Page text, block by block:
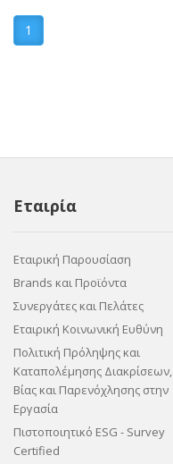
1
Εταιρία
Εταιρική Παρουσίαση
Brands και Προϊόντα
Συνεργάτες και Πελάτες
Εταιρική Κοινωνική Ευθύνη
Πολιτική Πρόληψης και
Καταπολέμησης Διακρίσεων,
Βίας και Παρενόχλησης στην
Εργασία
Πιστοποιητικό ESG - Survey
Certified